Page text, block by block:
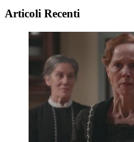
Articoli Recenti